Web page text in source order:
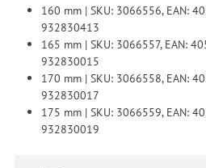
160 mm | SKU: 3066556, EAN:
932830413
165 mm | SKU: 3066557, EAN:
932830015
170 mm | SKU: 3066558, EAN:
932830017
175 mm | SKU: 3066559, EAN:
932830019